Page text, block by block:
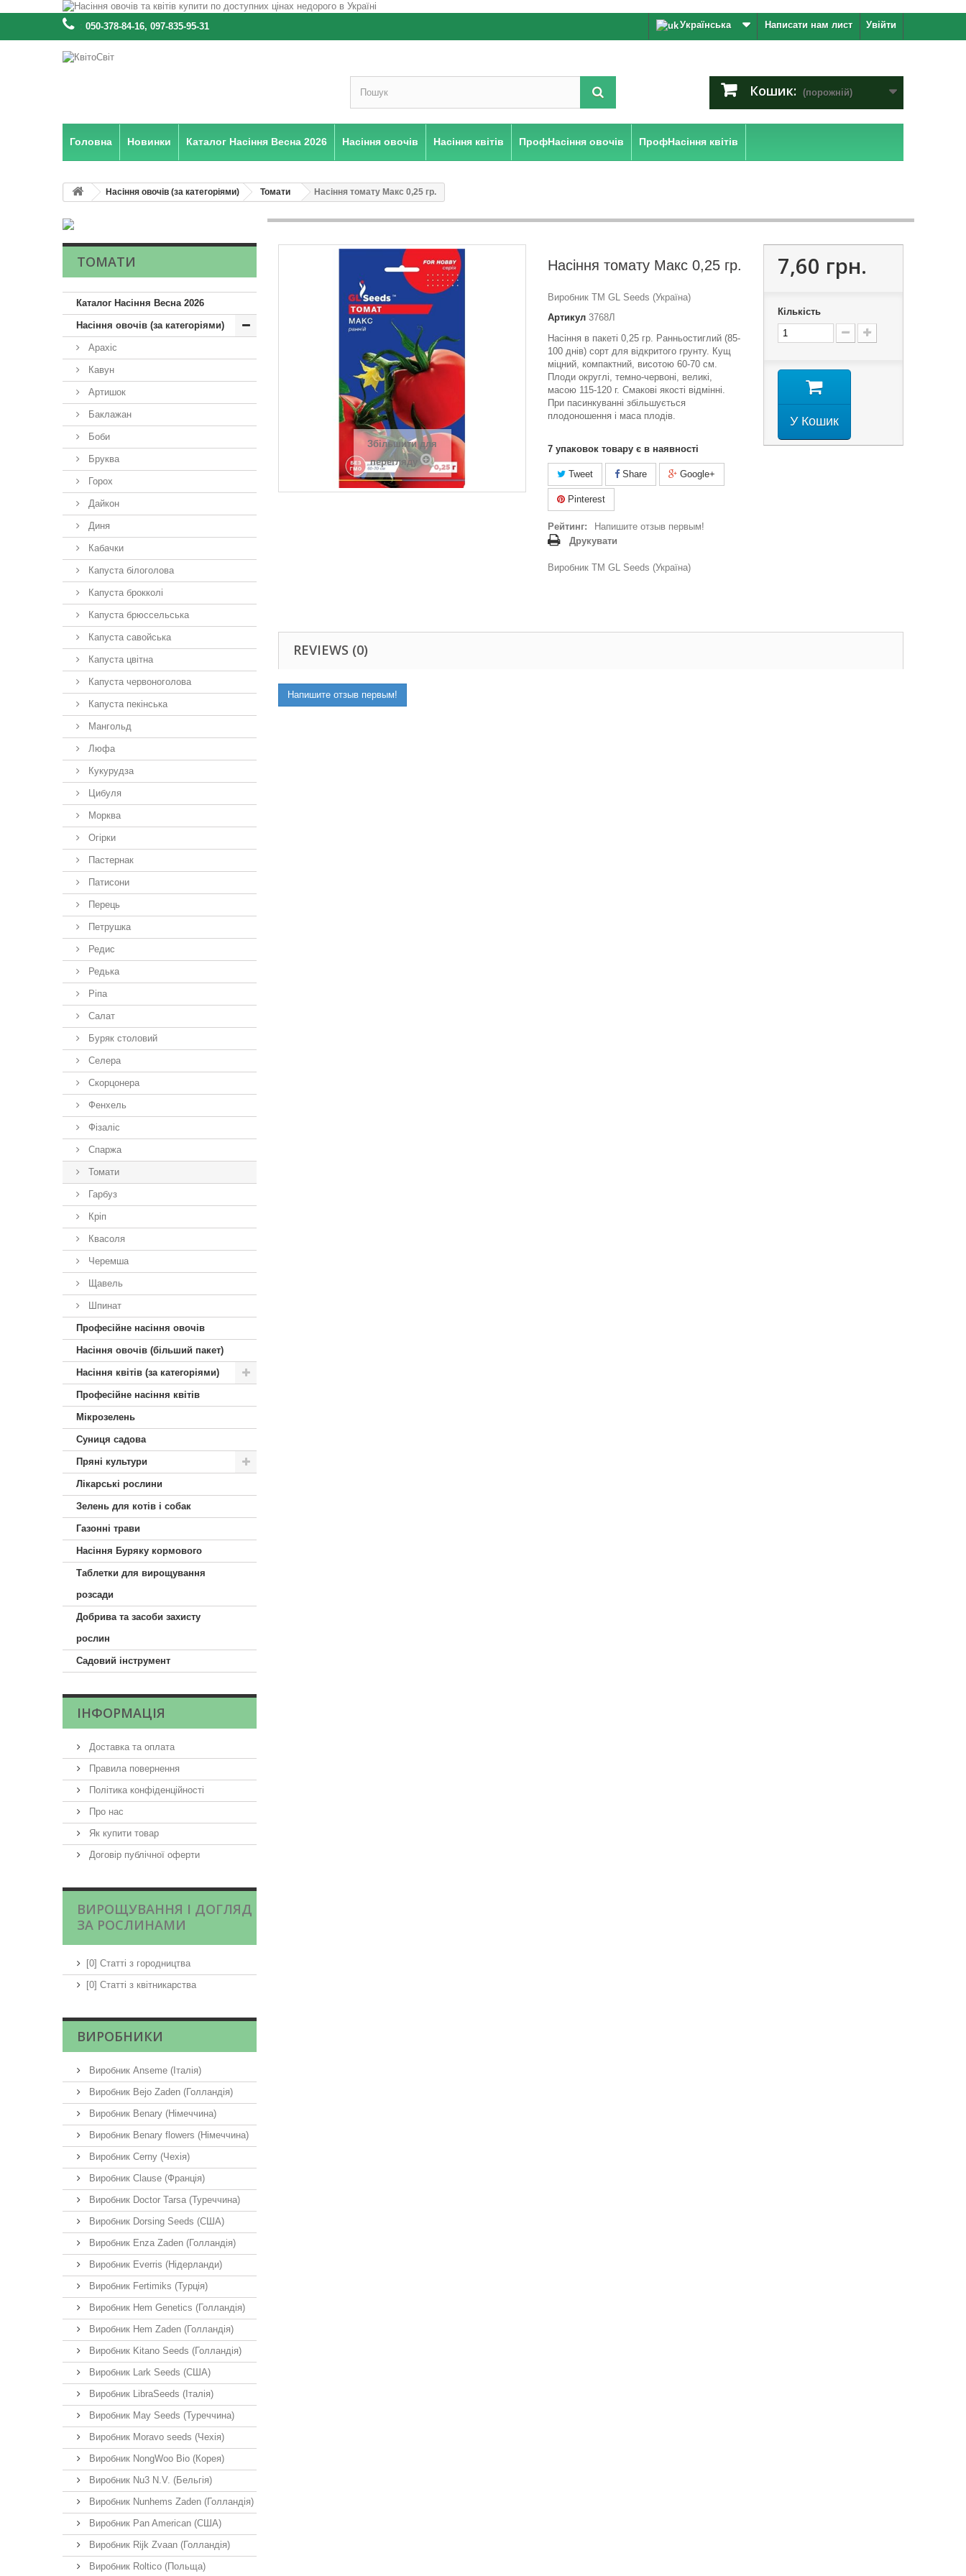
Увійти
Написати нам лист
: 050-378-84-16, 097-835-95-31 Українська
Кошик: (порожній)
Головна Новинки Каталог Насіння Весна 2026 Насіння овочів Насіння квітів ПрофНасіння овочів ПрофНасіння квітів
Насіння овочів (за категоріями) Томати Насіння томату Макс 0,25 гр.
ТОМАТИ
Каталог Насіння Весна 2026
Насіння овочів (за категоріями)
Арахіс
Кавун
Артишок
Баклажан
Боби
Бруква
Горох
Дайкон
Диня
Кабачки
Капуста білоголова
Капуста брокколі
Капуста брюссельська
Капуста савойська
Капуста цвітна
Капуста червоноголова
Капуста пекінська
Мангольд
Люфа
Кукурудза
Цибуля
Морква
Огірки
Пастернак
Патисони
Перець
Петрушка
Редис
Редька
Ріпа
Салат
Буряк столовий
Селера
Скорцонера
Фенхель
Фізаліс
Спаржа
Томати
Гарбуз
Кріп
Квасоля
Черемша
Щавель
Шпинат
Професійне насіння овочів
Насіння овочів (більший пакет)
Насіння квітів (за категоріями)
Професійне насіння квітів
Мікрозелень
Суниця садова
Пряні культури
Лікарські рослини
Зелень для котів і собак
Газонні трави
Насіння Буряку кормового
Таблетки для вирощування
розсади
Добрива та засоби захисту
рослин
Садовий інструмент
ІНФОРМАЦІЯ
Доставка та оплата
Правила повернення
Політика конфіденційності
Про нас
Як купити товар
Договір публічної оферти
ВИРОЩУВАННЯ І ДОГЛЯД
ЗА РОСЛИНАМИ
[0] Статті з городництва
[0] Статті з квітникарства
ВИРОБНИКИ
Виробник Anseme (Італія)
Виробник Bejo Zaden (Голландія)
Виробник Benary (Німеччина)
Виробник Benary flowers (Німеччина)
Виробник Cerny (Чехія)
Виробник Clause (Франція)
Виробник Doctor Tarsa (Туреччина)
Виробник Dorsing Seeds (США)
Виробник Enza Zaden (Голландія)
Виробник Everris (Нідерланди)
Виробник Fertimiks (Турція)
Виробник Hem Genetics (Голландія)
Виробник Hem Zaden (Голландія)
Виробник Kitano Seeds (Голландія)
Виробник Lark Seeds (США)
Виробник LibraSeeds (Італія)
Виробник May Seeds (Туреччина)
Виробник Moravo seeds (Чехія)
Виробник NongWoo Bio (Корея)
Виробник Nu3 N.V. (Бельгія)
Виробник Nunhems Zaden (Голландія)
Виробник Pan American (США)
Виробник Rijk Zvaan (Голландія)
Виробник Roltico (Польща)
Збільшити для
перегляду
Насіння томату Макс 0,25 гр.
Виробник ТМ GL Seeds (Україна)
Артикул 3768Л
Насіння в пакеті 0,25 гр. Ранньостиглий (85-
100 днів) сорт для відкритого грунту. Кущ
міцний, компактний, висотою 60-70 см.
Плоди округлі, темно-червоні, великі,
масою 115-120 г. Смакові якості відмінні.
При пасинкуванні збільшується
плодоношення і маса плодів.
7 упаковок товару є в наявності
Tweet Share Google+
Pinterest
Рейтинг:
Напишите отзыв первым!
Друкувати
Виробник ТМ GL Seeds (Україна)
7,60 грн.
Кількість
У Кошик
REVIEWS (0)
Напишите отзыв первым!